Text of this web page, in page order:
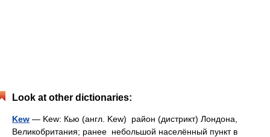
Look at other dictionaries:
Kew — Kew: Кью (англ. Kew) район (дистрикт) Лондона,
Великобритания; ранее небольшой населённый пункт в